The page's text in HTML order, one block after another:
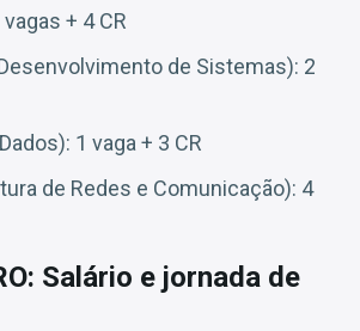
+ 4 CR
de Sistemas): 2
1 vaga + 3 CR
de Redes e Comunicação): 4
Salário e jornada de